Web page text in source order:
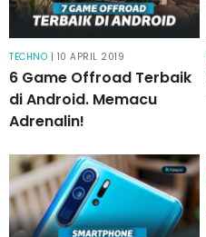
TECHNO | 10 APRIL 2019
6 Game Offroad Terbaik
di Android. Memacu
Adrenalin!